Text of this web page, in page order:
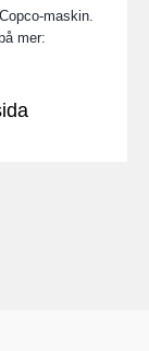
maskin.
mer: